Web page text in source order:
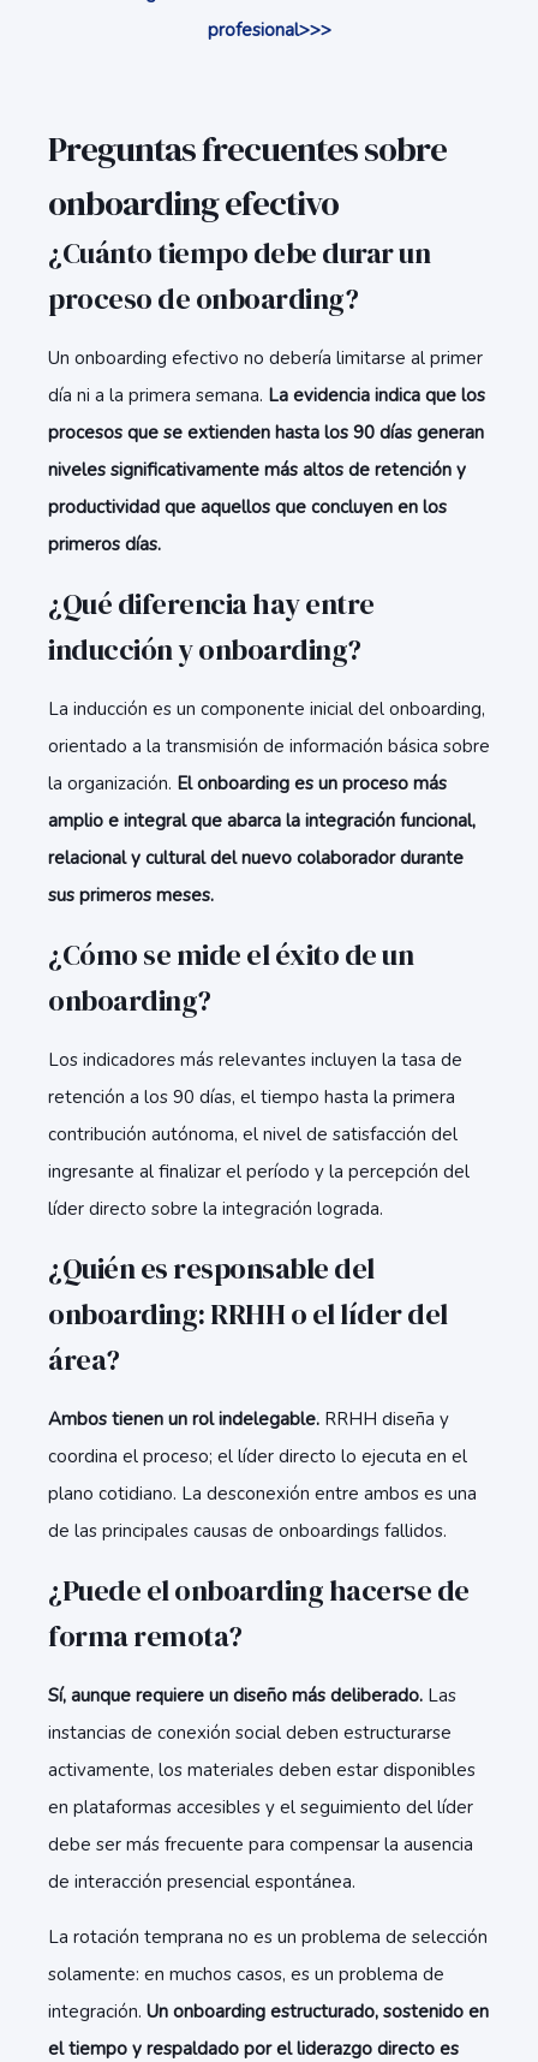
profesional>>>
Preguntas frecuentes sobre
onboarding efectivo
¿Cuánto tiempo debe durar un
proceso de onboarding?
Un onboarding efectivo no debería limitarse al primer
día ni a la primera semana. La evidencia indica que los
procesos que se extienden hasta los 90 días generan
niveles significativamente más altos de retención y
productividad que aquellos que concluyen en los
primeros días.
¿Qué diferencia hay entre
inducción y onboarding?
La inducción es un componente inicial del onboarding,
orientado a la transmisión de información básica sobre
la organización. El onboarding es un proceso más
amplio e integral que abarca la integración funcional,
relacional y cultural del nuevo colaborador durante
sus primeros meses.
¿Cómo se mide el éxito de un
onboarding?
Los indicadores más relevantes incluyen la tasa de
retención a los 90 días, el tiempo hasta la primera
contribución autónoma, el nivel de satisfacción del
ingresante al finalizar el período y la percepción del
líder directo sobre la integración lograda.
¿Quién es responsable del
onboarding: RRHH o el líder del
área?
Ambos tienen un rol indelegable. RRHH diseña y
coordina el proceso; el líder directo lo ejecuta en el
plano cotidiano. La desconexión entre ambos es una
de las principales causas de onboardings fallidos.
¿Puede el onboarding hacerse de
forma remota?
Sí, aunque requiere un diseño más deliberado. Las
instancias de conexión social deben estructurarse
activamente, los materiales deben estar disponibles
en plataformas accesibles y el seguimiento del líder
debe ser más frecuente para compensar la ausencia
de interacción presencial espontánea.
La rotación temprana no es un problema de selección
solamente: en muchos casos, es un problema de
integración. Un onboarding estructurado, sostenido en
el tiempo y respaldado por el liderazgo directo es